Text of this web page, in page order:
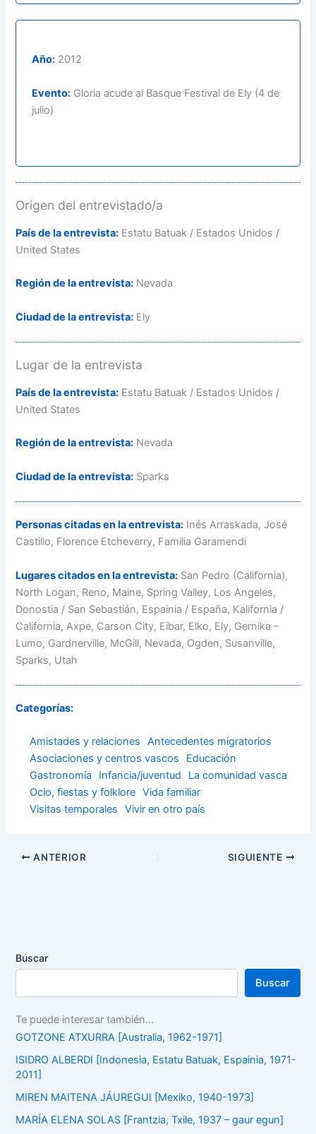
Año: 2012
Evento: Gloria acude al Basque Festival de Ely (4 de
julio)
Origen del entrevistado/a
País de la entrevista: Estatu Batuak / Estados Unidos /
United States
Región de la entrevista: Nevada
Ciudad de la entrevista: Ely
Lugar de la entrevista
País de la entrevista: Estatu Batuak / Estados Unidos /
United States
Región de la entrevista: Nevada
Ciudad de la entrevista: Sparks
Personas citadas en la entrevista: Inés Arraskada, José
Castillo, Florence Etcheverry, Familia Garamendi
Lugares citados en la entrevista: San Pedro (California),
North Logan, Reno, Maine, Spring Valley, Los Angeles,
Donostia / San Sebastián, Espainia / España, Kalifornia /
California, Axpe, Carson City, Eibar, Elko, Ely, Gernika –
Lumo, Gardnerville, McGill, Nevada, Ogden, Susanville,
Sparks, Utah
Categorías:
Amistades y relaciones
Antecedentes migratorios
Asociaciones y centros vascos
Educación
Gastronomía
Infancia/juventud
La comunidad vasca
Ocio, fiestas y folklore Vida familiar
Visitas temporales
Vivir en otro país
ANTERIOR SIGUIENTE
Buscar
Buscar
Te puede interesar también...
GOTZONE ATXURRA [Australia, 1962-1971]
ISIDRO ALBERDI [Indonesia, Estatu Batuak, Espainia, 1971-
2011]
MIREN MAITENA JÁUREGUI [Mexiko, 1940-1973]
MARÍA ELENA SOLAS [Frantzia, Txile, 1937 – gaur egun]